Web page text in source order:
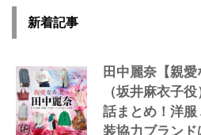
新着記事
田中麗奈【親
（坂井麻衣子
話まとめ！洋
装協力ブランド